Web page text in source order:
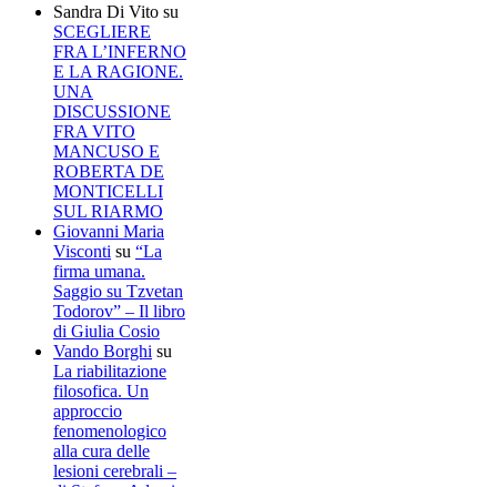
Sandra Di Vito su
SCEGLIERE
FRA L’INFERNO
E LA RAGIONE.
UNA
DISCUSSIONE
FRA VITO
MANCUSO E
ROBERTA DE
MONTICELLI
SUL RIARMO
Giovanni Maria
Visconti su “La
firma umana.
Saggio su Tzvetan
Todorov” – Il libro
di Giulia Cosio
Vando Borghi su
La riabilitazione
filosofica. Un
approccio
fenomenologico
alla cura delle
lesioni cerebrali –